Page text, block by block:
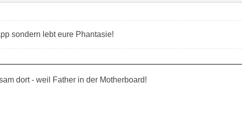
sondern lebt eure Phantasie!
dort - weil Father in der Motherboard!